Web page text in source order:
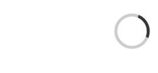
Cargando...